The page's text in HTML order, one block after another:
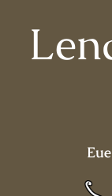
content